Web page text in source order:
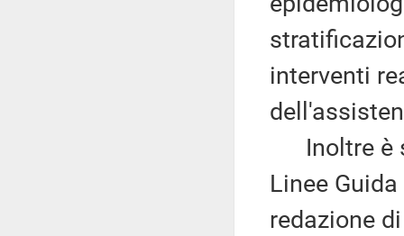
interventi
Inoltre è
Linee
redazione